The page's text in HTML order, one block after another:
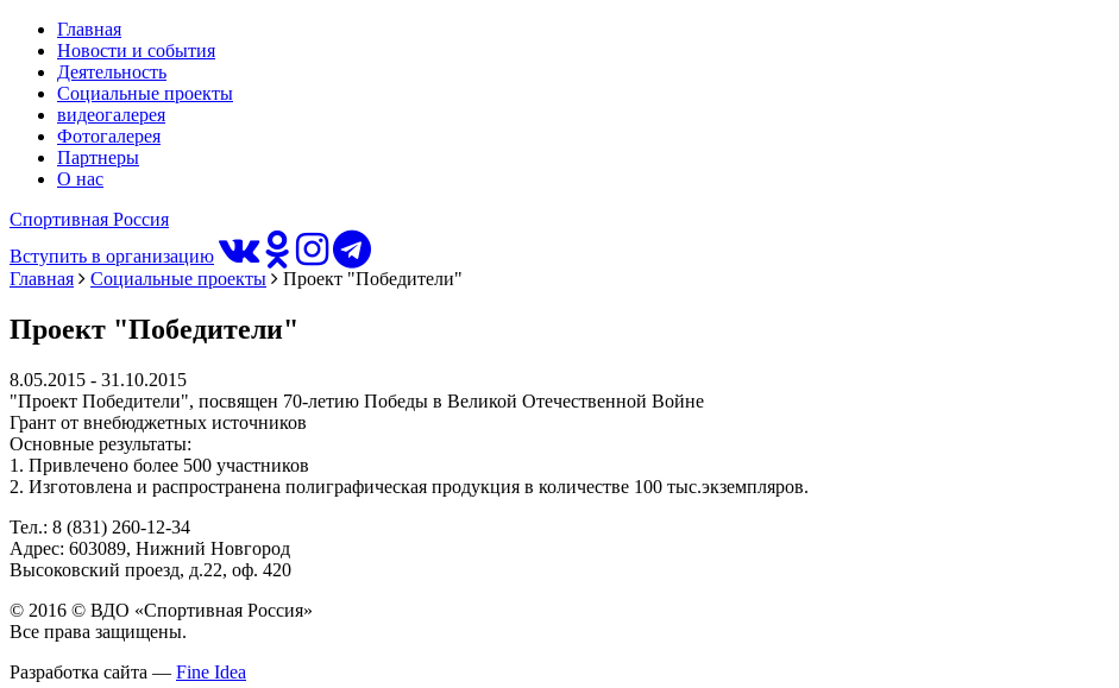
Главная
Новости и события
Деятельность
Социальные проекты
видеогалерея
Фотогалерея
Партнеры
О нас
Спортивная Россия
Вступить в организацию
Главная
Социальные проекты Проект "Победители"
Проект "Победители"
8.05.2015 - 31.10.2015
"Проект Победители", посвящен 70-летию Победы в Великой Отечественной Войне
Грант от внебюджетных источников
Основные результаты:
1. Привлечено более 500 участников
2. Изготовлена и распространена полиграфическая продукция в количестве 100 тыс.экземпляров.
Тел.: 8 (831) 260-12-34
Адрес: 603089, Нижний Новгород
Высоковский проезд, д.22, оф. 420
© 2016 © ВДО «Спортивная Россия»
Все права защищены.
Разработка сайта — Fine Idea